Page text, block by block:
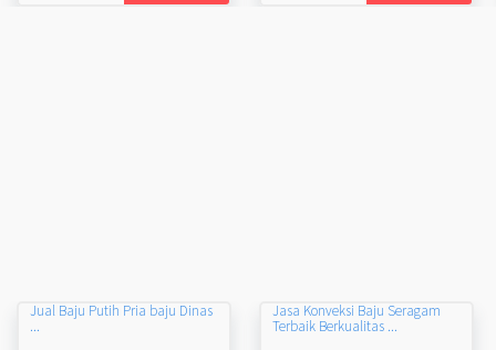
Jual Baju Putih Pria baju Dinas
...
Jasa Konveksi Baju Seragam
Terbaik Berkualitas ...